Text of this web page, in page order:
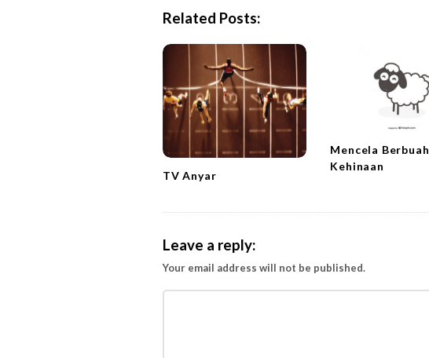
Related Posts:
TV Anyar
Mencela Berbuah
Kehinaan
Leave a reply:
Your email address will not be published.